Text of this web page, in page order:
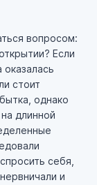
вопросом:
Если
стоит
однако
длинной
себя,
и